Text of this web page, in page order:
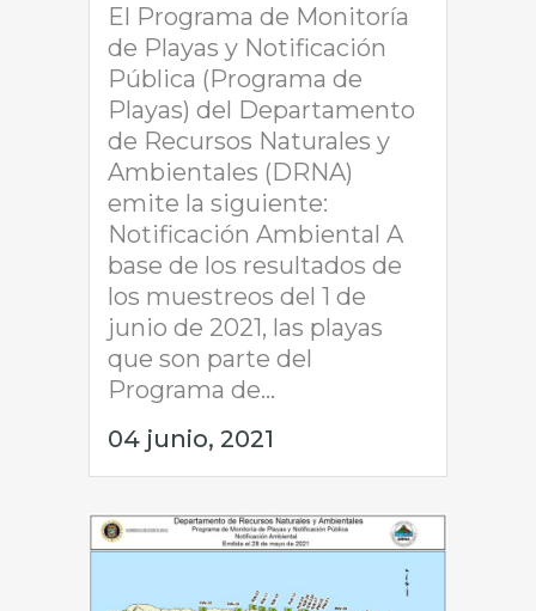
El Programa de Monitoría
de Playas y Notificación
Pública (Programa de
Playas) del Departamento
de Recursos Naturales y
Ambientales (DRNA)
emite la siguiente:
Notificación Ambiental A
base de los resultados de
los muestreos del 1 de
junio de 2021, las playas
que son parte del
Programa de...
04 junio, 2021